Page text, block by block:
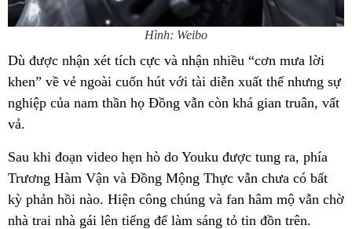
Hình: Weibo
Dù được nhận xét tích cực và nhận nhiều “cơn mưa lời
khen” về vẻ ngoài cuốn hút với tài diễn xuất thế nhưng sự
nghiệp của nam thần họ Đồng vẫn còn khá gian truân, vất
vả.
Sau khi đoạn video hẹn hò do Youku được tung ra, phía
Trương Hàm Vận và Đồng Mộng Thực vẫn chưa có bất
kỳ phản hồi nào. Hiện công chúng và fan hâm mộ vẫn chờ
nhà trai nhà gái lên tiếng để làm sáng tỏ tin đồn trên.